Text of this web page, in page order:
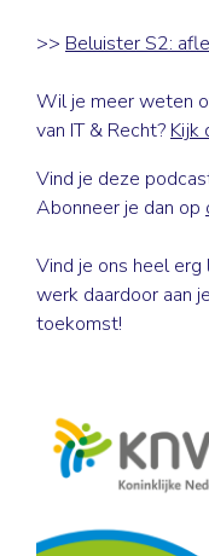
>> Beluister S2:
Wil je meer weten
van IT & Recht? Kijk
Vind je deze
Abonneer je dan op
Vind je ons heel erg
werk daardoor aan
toekomst!